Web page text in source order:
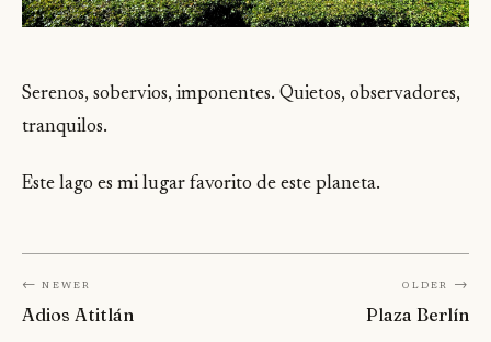
Serenos, sobervios, imponentes. Quietos, observadores,
tranquilos.
Este lago es mi lugar favorito de este planeta.
← Newer
Adios Atitlán
Older →
Plaza Berlín